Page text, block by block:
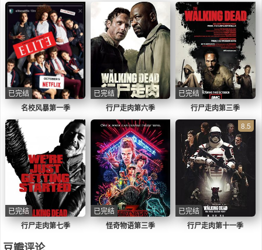
名校风暴第一季
已完结
行尸走肉第六季
已完结
行尸走肉第三季
已完结
行尸走肉第七季
已完结
怪奇物语第三季
已完结
行尸走肉第十一季
8.5
已完结